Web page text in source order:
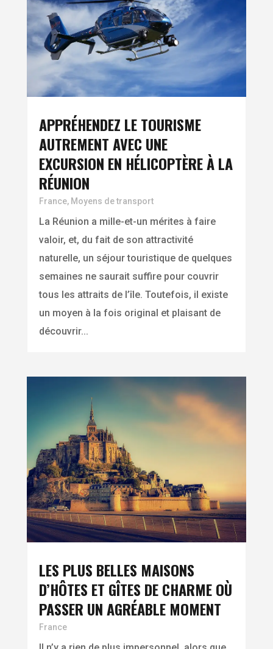
APPRÉHENDEZ LE TOURISME
AUTREMENT AVEC UNE
EXCURSION EN HÉLICOPTÈRE À LA
RÉUNION
France, Moyens de transport
La Réunion a mille-et-un mérites à faire
valoir, et, du fait de son attractivité
naturelle, un séjour touristique de quelques
semaines ne saurait suffire pour couvrir
tous les attraits de l’île. Toutefois, il existe
un moyen à la fois original et plaisant de
découvrir...
LES PLUS BELLES MAISONS
D’HÔTES ET GÎTES DE CHARME OÙ
PASSER UN AGRÉABLE MOMENT
France